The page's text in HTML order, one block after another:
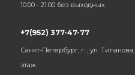
10:00 - 21:00 без выходных
+7(952) 377-47-77
Санкт-Петербург, г. , ул.
этаж